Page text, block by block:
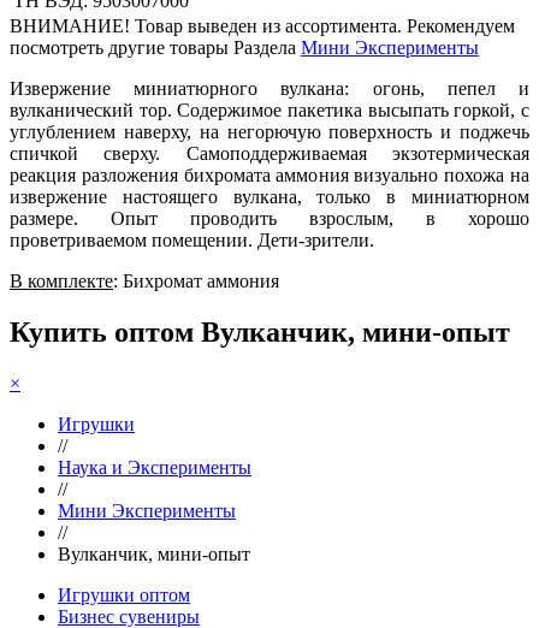
ВНИМАНИЕ! Товар выведен из ассортимента. Рекомендуем
посмотреть другие товары Раздела Мини Эксперименты
Извержение миниатюрного вулкана: огонь, пепел и
вулканический тор. Содержимое пакетика высыпать горкой, с
углублением наверху, на негорючую поверхность и поджечь
спичкой сверху. Самоподдерживаемая экзотермическая
реакция разложения бихромата аммония визуально похожа на
извержение настоящего вулкана, только в миниатюрном
размере. Опыт проводить взрослым, в хорошо
проветриваемом помещении. Дети-зрители.
В комплекте: Бихромат аммония
Купить оптом Вулканчик, мини-опыт
×
Игрушки
//
Наука и Эксперименты
//
Мини Эксперименты
//
Вулканчик, мини-опыт
Игрушки оптом
Бизнес сувениры